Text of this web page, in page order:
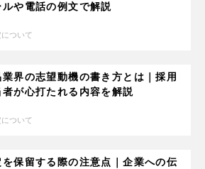
ルや電話の例文で解説
について
業界の志望動機の書き方とは｜採用
者が心打たれる内容を解説
について
を保留する際の注意点｜企業への伝